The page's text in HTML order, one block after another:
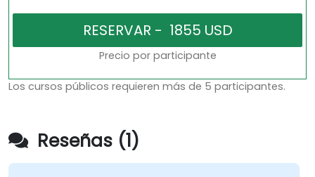
Precio por participante
Los cursos públicos requieren más de 5 participantes.
Reseñas (1)